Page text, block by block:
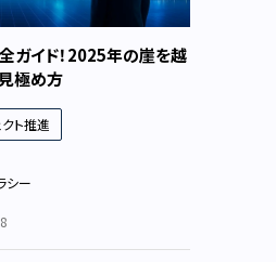
ガイド！2025年の崖を越
極め方
ト推進
シー